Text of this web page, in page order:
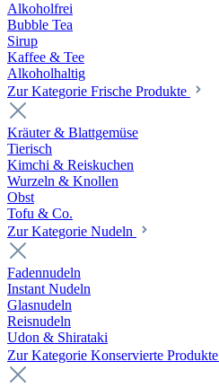
Alkoholfrei
Bubble Tea
Sirup
Kaffee & Tee
Alkoholhaltig
Zur Kategorie Frische Produkte
Kräuter & Blattgemüse
Tierisch
Kimchi & Reiskuchen
Wurzeln & Knollen
Obst
Tofu & Co.
Zur Kategorie Nudeln
Fadennudeln
Instant Nudeln
Glasnudeln
Reisnudeln
Udon & Shirataki
Zur Kategorie Konservierte Produkte